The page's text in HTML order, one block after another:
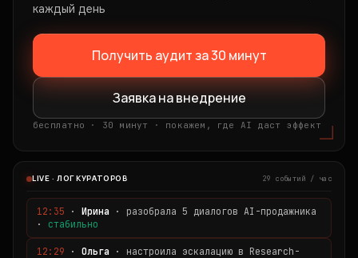
каждый день
Получить аудит за 30 минут
Заявка на внедрение
бесплатно · 30 минут · покажем, где AI даст эффект
LIVE · ЛОГ КУРАТОРОВ 29 событий / час
12:35 · Ирина · разобрала 5 диалогов AI-продажника
· стабильно
12:29 · Ольга · настроила эскалацию в Research-